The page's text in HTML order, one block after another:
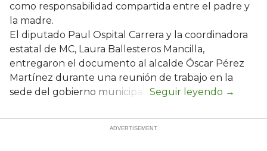
como responsabilidad compartida entre el padre y
la madre.
El diputado Paul Ospital Carrera y la coordinadora
estatal de MC, Laura Ballesteros Mancilla,
entregaron el documento al alcalde Óscar Pérez
Martínez durante una reunión de trabajo en la
sede del gobierno municipal.